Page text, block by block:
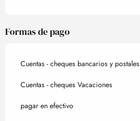
Formas de pago
Cuentas - cheques bancarios y postales
Cuentas - cheques Vacaciones
pagar en efectivo